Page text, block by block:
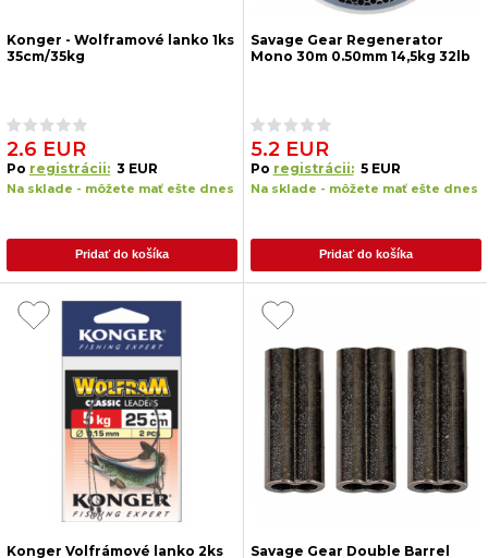
Konger - Wolframové lanko 1ks
35cm/35kg
2.6 EUR
Po registrácii: 3 EUR
Na sklade - môžete mať ešte dnes
Pridať do košíka
Savage Gear Regenerator
Mono 30m 0.50mm 14,5kg 32lb
5.2 EUR
Po registrácii: 5 EUR
Na sklade - môžete mať ešte dnes
Pridať do košíka
Konger Volfrámové lanko 2ks
Savage Gear Double Barrel